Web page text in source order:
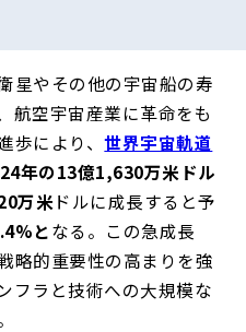
星やその他の宇宙船の寿
航空宇宙産業に革命をも
歩により、世界宇宙軌道
年の13億1,630万米ドル
万米 ドルに成長すると予
となる。この急成長
略的重要性の高まりを強
フラと技術への大規模な